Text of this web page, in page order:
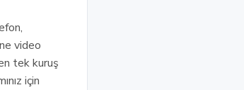
video
tek kuruş
için